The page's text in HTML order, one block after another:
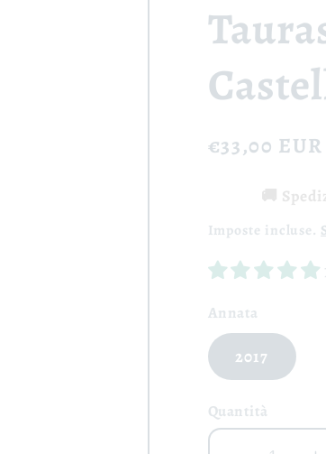
Prezzo
listino
€33,00 EUR
🚚
Imposte incluse.
Annata
2017
Quantità